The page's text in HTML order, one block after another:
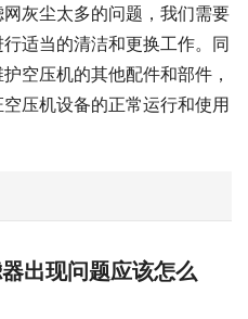
灰尘太多的问题，我们需要
适当的清洁和更换工作。同
空压机的其他配件和部件，
压机设备的正常运行和使用
出现问题应该怎么